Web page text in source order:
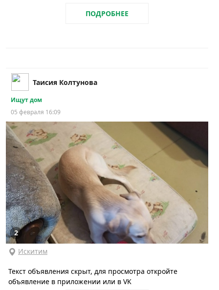
ПОДРОБНЕЕ
Таисия Колтунова
Ищут дом
05 февраля 16:09
2
Искитим
Текст объявления скрыт, для просмотра откройте
объявление в приложении или в VK